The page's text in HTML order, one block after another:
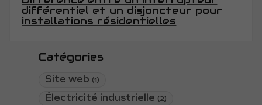
Catégories
Site web (1)
Électricité industrielle (2)
différentiel et un disjoncteur pour
installations résidentielles